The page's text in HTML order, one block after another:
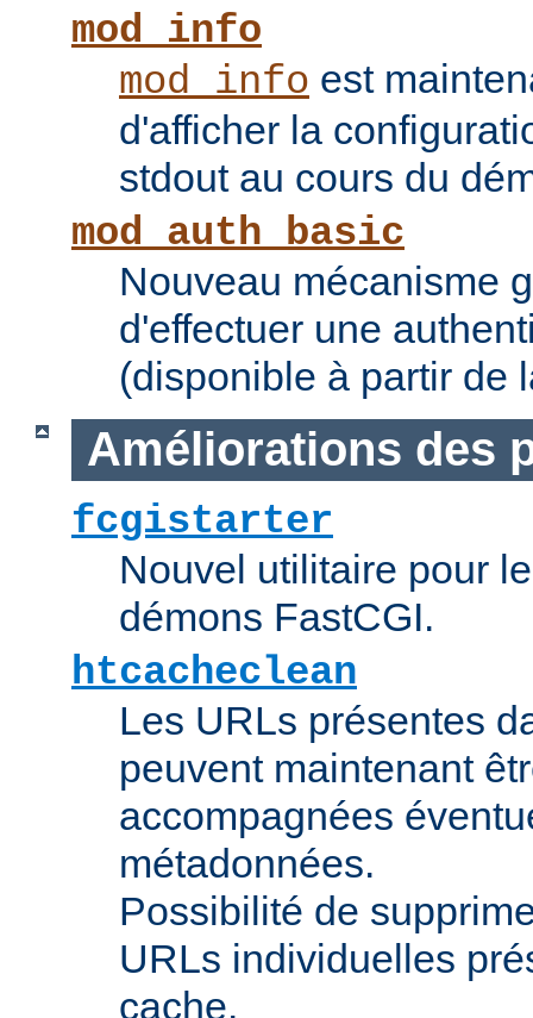
mod_info
mod_info est
d'afficher la
stdout au cours du
mod_auth_basic
Nouveau mécanisme
d'effectuer une
(disponible à partir de
Améliorations des
fcgistarter
Nouvel utilitaire pour
démons FastCGI.
htcacheclean
Les URLs présentes
peuvent maintenant
accompagnées
métadonnées.
Possibilité de
URLs individuelles
cache.